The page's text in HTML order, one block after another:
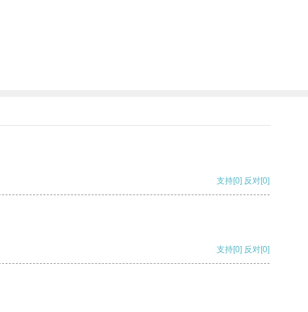
支持[0] 反对[0]
支持[0] 反对[0]